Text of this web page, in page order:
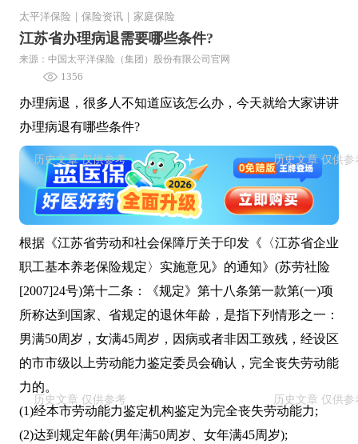
太平洋保险 保险资讯 家庭保险
江苏省办理病退需要哪些条件?
来源：中国太平洋保险（集团）股份有限公司官网
1356
办理病退，很多人不知道应该怎么办，今天就给大家讲讲
办理病退有哪些条件?
根据《江苏省劳动和社会保障厅关于印发《〈江苏省企业
职工基本养老保险规定〉实施意见》的通知》(苏劳社险
[2007]24号)第十二条：《规定》第十八条第一款第(一)项
所称达到国家、省规定的退休年龄，是指下列情形之一：
男满50周岁，女满45周岁，因病或者非因工致残，经设区
的市市级以上劳动能力鉴定委员会确认，完全丧失劳动能
力的。
(1)经本市劳动能力鉴定机构鉴定为完全丧失劳动能力;
(2)达到规定年龄(男年满50周岁、女年满45周岁);